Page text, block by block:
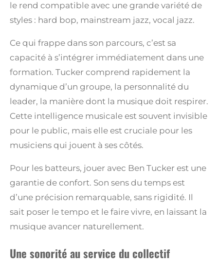
le rend compatible avec une grande variété de
styles : hard bop, mainstream jazz, vocal jazz.
Ce qui frappe dans son parcours, c’est sa
capacité à s’intégrer immédiatement dans une
formation. Tucker comprend rapidement la
dynamique d’un groupe, la personnalité du
leader, la manière dont la musique doit respirer.
Cette intelligence musicale est souvent invisible
pour le public, mais elle est cruciale pour les
musiciens qui jouent à ses côtés.
Pour les batteurs, jouer avec Ben Tucker est une
garantie de confort. Son sens du temps est
d’une précision remarquable, sans rigidité. Il
sait poser le tempo et le faire vivre, en laissant la
musique avancer naturellement.
Une sonorité au service du collectif